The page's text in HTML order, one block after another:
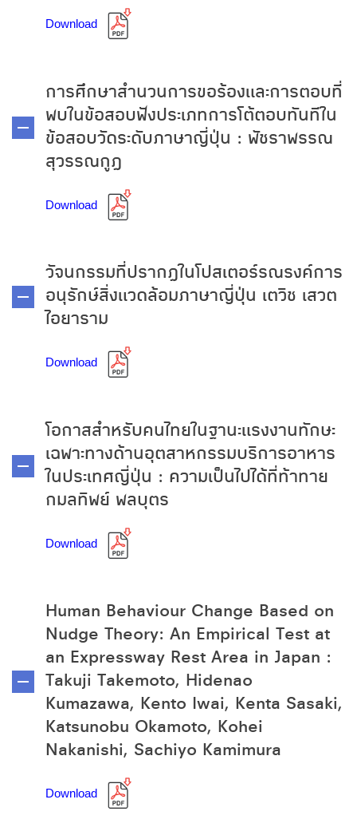
Download
การศึกษาสำนวนการขอร้องและการตอบที่
พบในข้อสอบฟังประเภทการโต้ตอบทันทีใน
ข้อสอบวัดระดับภาษาญี่ปุ่น : พัชราพรรณ
สุวรรณกูฏ
Download
วัจนกรรมที่ปรากฏในโปสเตอร์รณรงค์การ
อนุรักษ์สิ่งแวดล้อมภาษาญี่ปุ่น เตวิช เสวต
ไอยาราม
Download
โอกาสสำหรับคนไทยในฐานะแรงงานทักษะ
เฉพาะทางด้านอุตสาหกรรมบริการอาหาร
ในประเทศญี่ปุ่น : ความเป็นไปได้ที่ท้าทาย
กมลทิพย์ พลบุตร
Download
Human Behaviour Change Based on
Nudge Theory: An Empirical Test at
an Expressway Rest Area in Japan :
Takuji Takemoto, Hidenao
Kumazawa, Kento Iwai, Kenta Sasaki,
Katsunobu Okamoto, Kohei
Nakanishi, Sachiyo Kamimura
Download